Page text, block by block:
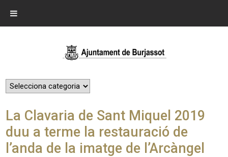
La Clavaria de Sant Miquel 2019
duu a terme la restauració de
l’anda de la imatge de l’Arcàngel